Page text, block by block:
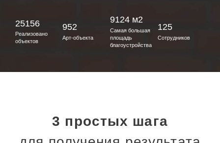
25156
Реализовано
объектов
952
Арт-объекта
9124 м2
Самая большая
площадь
благоустройства
125
Сотрудников
3 простых шага